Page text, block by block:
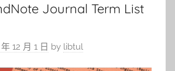
Journal Term List
12 月 1 日 by libtul